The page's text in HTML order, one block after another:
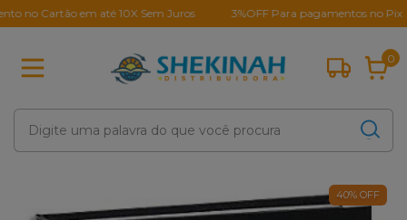
Cartão em até 10X Sem Juros 3%OFF Para pagamentos no Pix
0
40% OFF